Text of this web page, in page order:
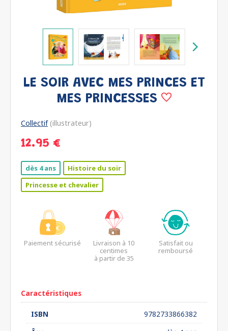
LE SOIR AVEC MES PRINCES ET
MES PRINCESSES
Collectif(illustrateur)
12.95 €
dès 4 ans
Histoire du soir
Princesse et chevalier
Paiement sécurisé
Livraison à 10
centimes
à partir de 35
Satisfait ou
remboursé
Caractéristiques
ISBN
9782733866382